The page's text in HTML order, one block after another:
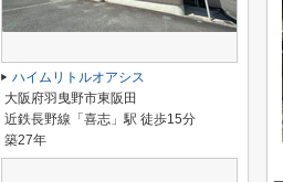
ハイムリトルオアシス
大阪府羽曳野市東阪田
近鉄長野線「喜志」駅 徒歩15分
築27年